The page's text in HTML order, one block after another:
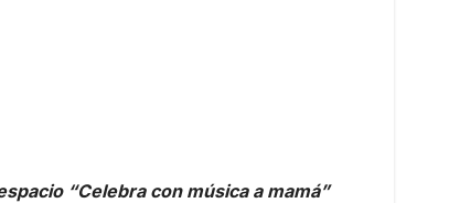
“Celebra con música a mamá”